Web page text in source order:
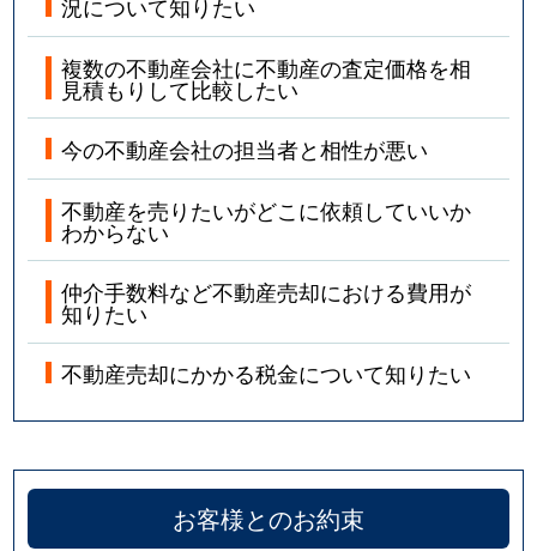
況について知りたい
複数の不動産会社に不動産の査定価格を相
見積もりして比較したい
今の不動産会社の担当者と相性が悪い
不動産を売りたいがどこに依頼していいか
わからない
仲介手数料など不動産売却における費用が
知りたい
不動産売却にかかる税金について知りたい
お客様とのお約束